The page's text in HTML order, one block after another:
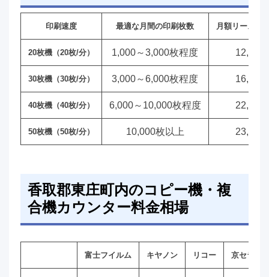
印刷速度 最適な月間の印刷枚数 月額リース料
20枚機（20枚/分） 1,000～3,000枚程度 12,000
30枚機（30枚/分） 3,000～6,000枚程度 16,000
40枚機（40枚/分） 6,000～10,000枚程度 22,000
50枚機（50枚/分） 10,000枚以上 23,000
香取郡東庄町内のコピー機・複
合機カウンター料金相場
富士フイルム キヤノン リコー 京セラ